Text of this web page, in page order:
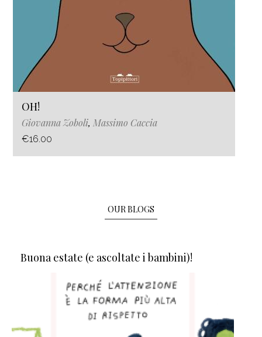
OH!
Giovanna Zoboli, Massimo Caccia
€16.00
OUR BLOGS
Buona estate (e ascoltate i bambini)!